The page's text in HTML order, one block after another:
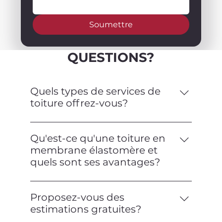
Soumettre
QUESTIONS?
Quels types de services de
toiture offrez-vous?
Nous offrons une gamme complète de
services de toiture, y compris
l'installation, la réparation, l'entretien et
les inspections pour les toitures
sommes spécialisés dans les toitures en
membrane élastomère.
Qu'est-ce qu'une toiture en
membrane élastomère et
quels sont ses avantages?
Une toiture en membrane élastomère
est un type de toiture plate fabriquée à
partir d'un matériau flexible et
Proposez-vous des
estimations gratuites?